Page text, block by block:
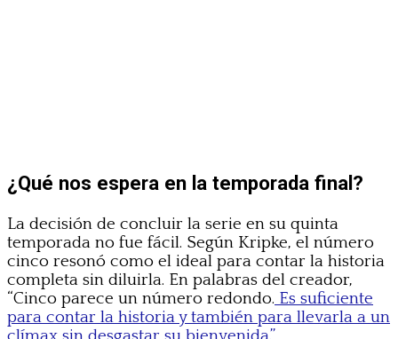
¿Qué nos espera en la temporada final?
La decisión de concluir la serie en su quinta
temporada no fue fácil. Según Kripke, el número
cinco resonó como el ideal para contar la historia
completa sin diluirla. En palabras del creador,
“Cinco parece un número redondo. Es suficiente
para contar la historia y también para llevarla a un